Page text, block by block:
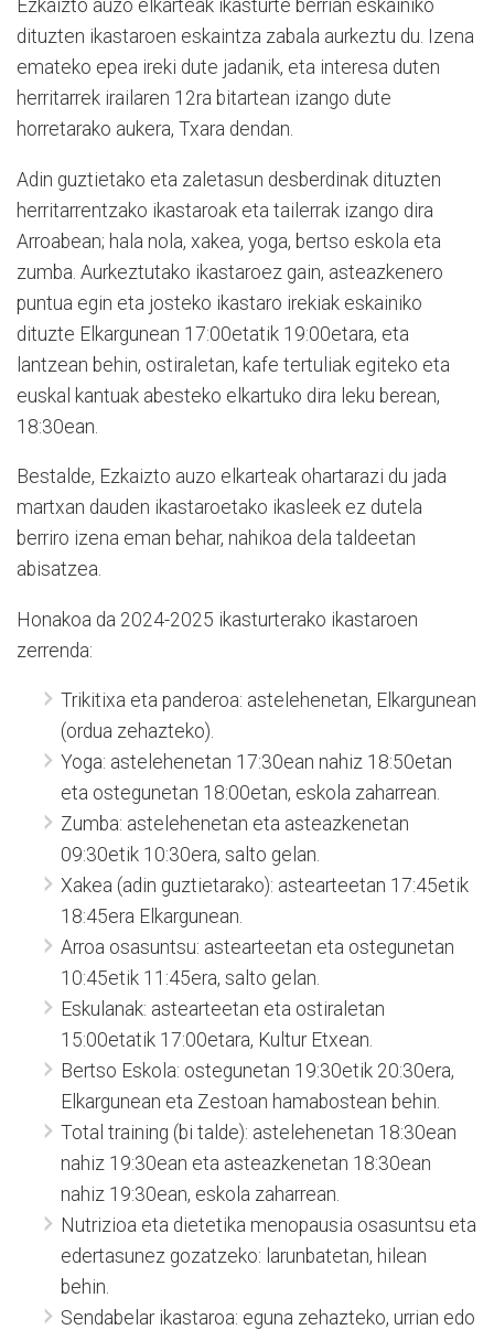
Ezkaizto auzo elkarteak ikasturte berrian eskainiko
dituzten ikastaroen eskaintza zabala aurkeztu du. Izena
emateko epea ireki dute jadanik, eta interesa duten
herritarrek irailaren 12ra bitartean izango dute
horretarako aukera, Txara dendan.
Adin guztietako eta zaletasun desberdinak dituzten
herritarrentzako ikastaroak eta tailerrak izango dira
Arroabean; hala nola, xakea, yoga, bertso eskola eta
zumba. Aurkeztutako ikastaroez gain, asteazkenero
puntua egin eta josteko ikastaro irekiak eskainiko
dituzte Elkargunean 17:00etatik 19:00etara, eta
lantzean behin, ostiraletan, kafe tertuliak egiteko eta
euskal kantuak abesteko elkartuko dira leku berean,
18:30ean.
Bestalde, Ezkaizto auzo elkarteak ohartarazi du jada
martxan dauden ikastaroetako ikasleek ez dutela
berriro izena eman behar, nahikoa dela taldeetan
abisatzea.
Honakoa da 2024-2025 ikasturterako ikastaroen
zerrenda:
Trikitixa eta panderoa: astelehenetan, Elkargunean
(ordua zehazteko).
Yoga: astelehenetan 17:30ean nahiz 18:50etan
eta ostegunetan 18:00etan, eskola zaharrean.
Zumba: astelehenetan eta asteazkenetan
09:30etik 10:30era, salto gelan.
Xakea (adin guztietarako): astearteetan 17:45etik
18:45era Elkargunean.
Arroa osasuntsu: astearteetan eta ostegunetan
10:45etik 11:45era, salto gelan.
Eskulanak: astearteetan eta ostiraletan
15:00etatik 17:00etara, Kultur Etxean.
Bertso Eskola: ostegunetan 19:30etik 20:30era,
Elkargunean eta Zestoan hamabostean behin.
Total training (bi talde): astelehenetan 18:30ean
nahiz 19:30ean eta asteazkenetan 18:30ean
nahiz 19:30ean, eskola zaharrean.
Nutrizioa eta dietetika menopausia osasuntsu eta
edertasunez gozatzeko: larunbatetan, hilean
behin.
Sendabelar ikastaroa: eguna zehazteko, urrian edo